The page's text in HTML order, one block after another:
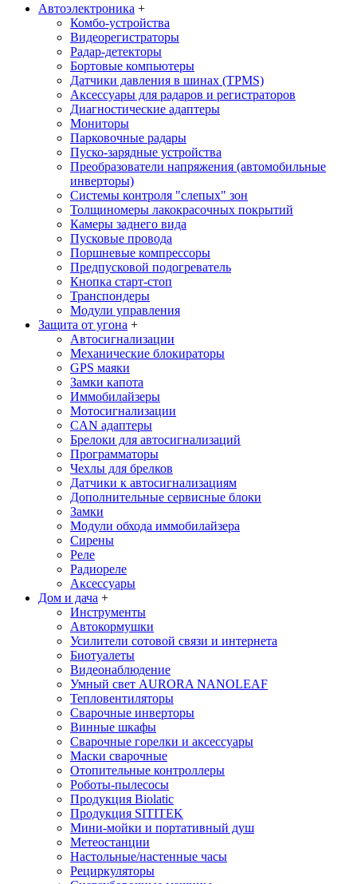
Автоэлектроника +
Комбо-устройства
Видеорегистраторы
Радар-детекторы
Бортовые компьютеры
Датчики давления в шинах (TPMS)
Аксессуары для радаров и регистраторов
Диагностические адаптеры
Мониторы
Парковочные радары
Пуско-зарядные устройства
Преобразователи напряжения (автомобильные
инверторы)
Системы контроля "слепых" зон
Толщиномеры лакокрасочных покрытий
Камеры заднего вида
Пусковые провода
Поршневые компрессоры
Предпусковой подогреватель
Кнопка старт-стоп
Транспондеры
Модули управления
Защита от угона +
Автосигнализации
Механические блoкираторы
GPS маяки
Замки капота
Иммобилайзеры
Мотосигнализации
CAN адаптеры
Брелоки для автосигнализаций
Программаторы
Чехлы для брелков
Датчики к автосигнализациям
Дополнительные сервисные блоки
Замки
Модули обхода иммобилайзера
Сирены
Реле
Радиореле
Аксессуары
Дом и дача +
Инструменты
Автокормушки
Усилители сотовой связи и интернета
Биотуалеты
Видеонаблюдение
Умный свет AURORA NANOLEAF
Тепловентиляторы
Сварочные инверторы
Винные шкафы
Сварочные горелки и аксессуары
Маски сварочные
Отопительные контроллеры
Роботы-пылесосы
Продукция Biolatic
Продукция SITITEK
Мини-мойки и портативный душ
Метеостанции
Настольные/настенные часы
Рециркуляторы